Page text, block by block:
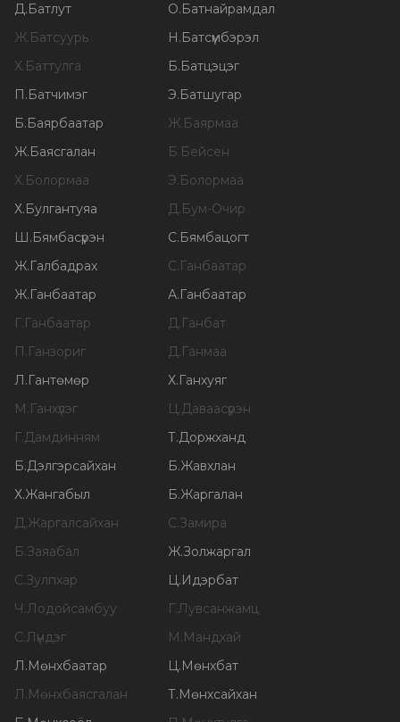
Д.Батлут О.Батнайрамдал
Ж.Батсуурь Н.Батсүмбэрэл
Х.Баттулга Б.Батцэцэг
П.Батчимэг Э.Батшугар
Б.Баярбаатар Ж.Баярмаа
Ж.Баясгалан Б.Бейсен
Х.Болормаа Э.Болормаа
Х.Булгантуяа Д.Бум-Очир
Ш.Бямбасүрэн С.Бямбацогт
Ж.Галбадрах С.Ганбаатар
Ж.Ганбаатар А.Ганбаатар
Г.Ганбаатар Д.Ганбат
П.Ганзориг Д.Ганмаа
Л.Гантөмөр Х.Ганхуяг
М.Ганхүлэг Ц.Даваасүрэн
Г.Дамдинням Т.Доржханд
Б.Дэлгэрсайхан Б.Жавхлан
Х.Жангабыл Б.Жаргалан
Д.Жаргалсайхан С.Замира
Б.Заяабал Ж.Золжаргал
С.Зулпхар Ц.Идэрбат
Ч.Лодойсамбуу Г.Лувсанжамц
С.Лүндэг М.Мандхай
Л.Мөнхбаатар Ц.Мөнхбат
Л.Мөнхбаясгалан Т.Мөнхсайхан